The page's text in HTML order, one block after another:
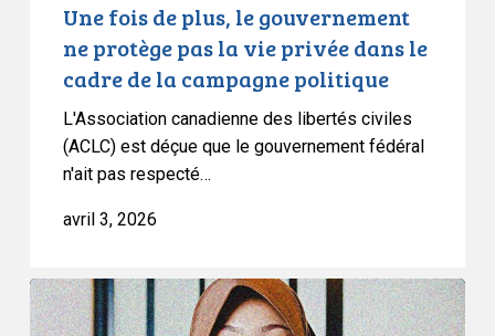
cadre
campagne
Une fois de plus, le gouvernement
ne protège pas la vie privée dans le
cadre de la campagne politique
L'Association canadienne des libertés civiles
(ACLC) est déçue que le gouvernement fédéral
n'ait pas respecté…
avril 3, 2026
L’ACLC
condamne